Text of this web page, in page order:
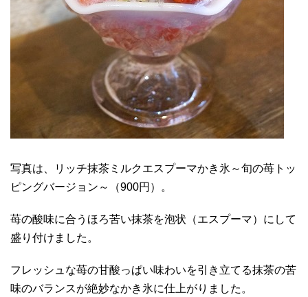
写真は、リッチ抹茶ミルクエスプーマかき氷～旬の苺トッ
ピングバージョン～（900円）。
苺の酸味に合うほろ苦い抹茶を泡状（エスプーマ）にして
盛り付けました。
フレッシュな苺の甘酸っぱい味わいを引き立てる抹茶の苦
味のバランスが絶妙なかき氷に仕上がりました。